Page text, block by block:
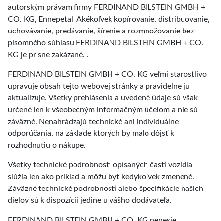
autorským právam firmy FERDINAND BILSTEIN GMBH +
CO. KG, Ennepetal. Akékoľvek kopírovanie, distribuovanie,
uchovávanie, predávanie, šírenie a rozmnožovanie bez
písomného súhlasu FERDINAND BILSTEIN GMBH + CO.
KG je prísne zakázané. .
FERDINAND BILSTEIN GMBH + CO. KG veľmi starostlivo
upravuje obsah tejto webovej stránky a pravidelne ju
aktualizuje. Všetky prehlásenia a uvedené údaje sú však
určené len k všeobecným informačným účelom a nie sú
záväzné. Nenahrádzajú technické ani individuálne
odporúčania, na základe ktorých by malo dôjsť k
rozhodnutiu o nákupe.
Všetky technické podrobnosti opísaných častí vozidla
slúžia len ako príklad a môžu byť kedykoľvek zmenené.
Záväzné technické podrobnosti alebo špecifikácie našich
dielov sú k dispozícii jedine u vášho dodávateľa.